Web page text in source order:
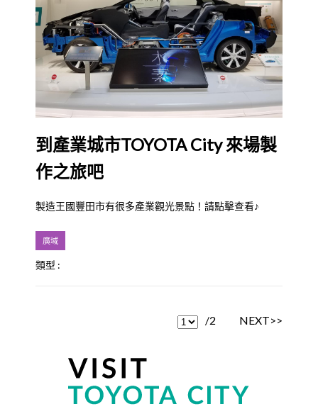
到產業城市TOYOTA City 來場製
作之旅吧
製造王國豐田市有很多產業觀光景點！請點擊查看♪
廣域
類型 :
/2 NEXT>>